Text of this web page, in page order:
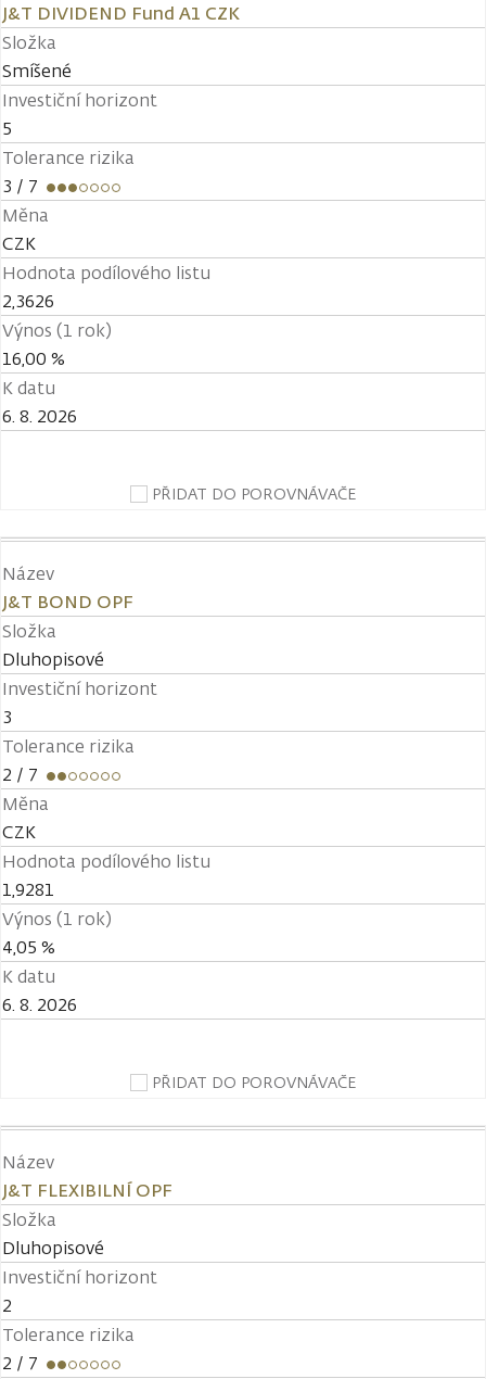
J&T DIVIDEND Fund A1 CZK
Složka
Smíšené
Investiční horizont
5
Tolerance rizika
3 / 7
Měna
CZK
Hodnota podílového listu
2,3626
Výnos (1 rok)
16,00 %
K datu
6. 8. 2026
PŘIDAT DO POROVNÁVAČE
Název
J&T BOND OPF
Složka
Dluhopisové
Investiční horizont
3
Tolerance rizika
2 / 7
Měna
CZK
Hodnota podílového listu
1,9281
Výnos (1 rok)
4,05 %
K datu
6. 8. 2026
PŘIDAT DO POROVNÁVAČE
Název
J&T FLEXIBILNÍ OPF
Složka
Dluhopisové
Investiční horizont
2
Tolerance rizika
2 / 7